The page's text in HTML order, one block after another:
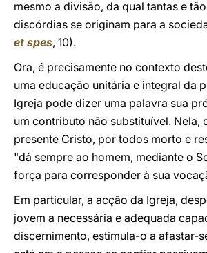
mesmo a divisão, da qual tantas e
discórdias se originam para a
et spes, 10).
Ora, é precisamente no contexto
uma educação unitária e integral da
Igreja pode dizer uma palavra sua
um contributo não substituível. Nela,
presente Cristo, por todos morto e
"dá sempre ao homem, mediante o
força para corresponder à sua
Em particular, a acção da Igreja,
jovem a necessária e adequada
discernimento, estimula-o a afastar-